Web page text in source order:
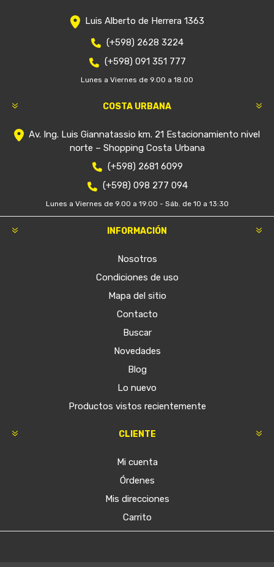
Luis Alberto de Herrera 1363
(+598) 2628 3224
(+598) 091 351 777
Lunes a Viernes de 9.00 a 18.00
COSTA URBANA
Av. Ing. Luis Giannatassio km. 21 Estacionamiento nivel
norte – Shopping Costa Urbana
(+598) 2681 6099
(+598) 098 277 094
Lunes a Viernes de 9.00 a 19.00 - Sáb. de 10 a 13:30
INFORMACIÓN
Nosotros
Condiciones de uso
Mapa del sitio
Contacto
Buscar
Novedades
Blog
Lo nuevo
Productos vistos recientemente
CLIENTE
Mi cuenta
Órdenes
Mis direcciones
Carrito